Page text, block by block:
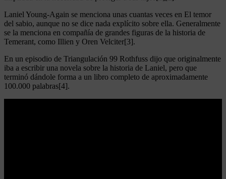
Laniel Young-Again se menciona unas cuantas veces en El temor
del sabio, aunque no se dice nada explícito sobre ella. Generalmente
se la menciona en compañía de grandes figuras de la historia de
Temerant, como Illien y Oren Velciter[3].
En un episodio de Triangulación 99 Rothfuss dijo que originalmente
iba a escribir una novela sobre la historia de Laniel, pero que
terminó dándole forma a un libro completo de aproximadamente
100.000 palabras[4].